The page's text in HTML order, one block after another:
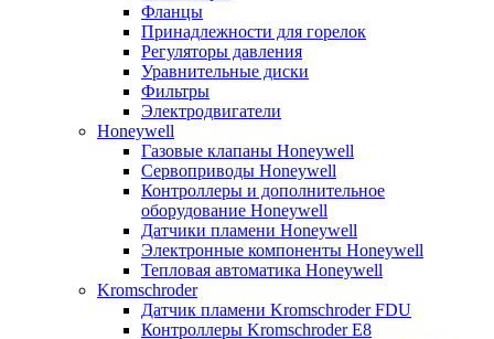
Фланцы
Принадлежности для горелок
Регуляторы давления
Уравнительные диски
Фильтры
Электродвигатели
Honeywell
Газовые клапаны Honeywell
Сервоприводы Honeywell
Контроллеры и дополнительное
оборудование Honeywell
Датчики пламени Honeywell
Электронные компоненты Honeywell
Тепловая автоматика Honeywell
Kromschroder
Датчик пламени Kromschroder FDU
Контроллеры Kromschroder E8